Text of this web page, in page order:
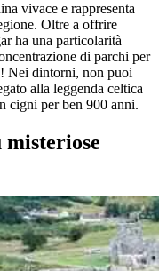
vivace e rappresenta
Oltre a offrire
ha una particolarità
di parchi per
Nei dintorni, non puoi
alla leggenda celtica
cigni per ben 900 anni.